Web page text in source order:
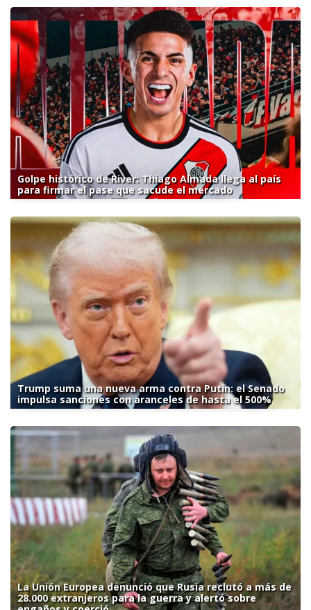
Golpe histórico de River: Thiago Almada llega al país
para firmar el pase que sacude el mercado
Trump suma una nueva arma contra Putin: el Senado
impulsa sanciones con aranceles de hasta el 500%
La Unión Europea denunció que Rusia reclutó a más de
28.000 extranjeros para la guerra y alertó sobre